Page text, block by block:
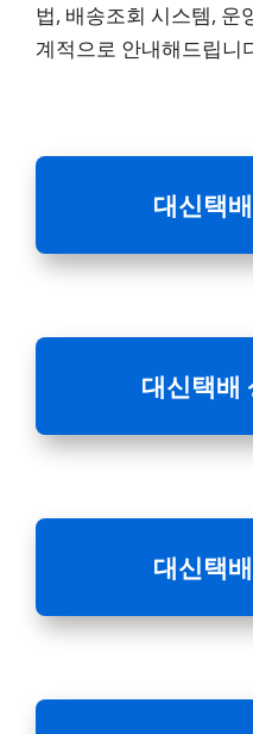
법, 배송조회 시스템, 운
계적으로 안내해드립니
대신택
대신택배
대신택